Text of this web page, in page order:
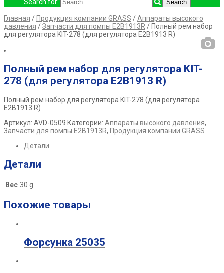
Search for:
Главная / Продукция компании GRASS /Аппараты высокого
давления /Запчасти для помпы E2B1913R / Полный рем набор
для регулятора KIT-278 (для регулятора E2B1913 R)
Полный рем набор для регулятора KIT-
278 (для регулятора E2B1913 R)
Полный рем набор для регулятора KIT-278 (для регулятора
E2B1913 R)
Артикул: AVD-0509 Категории: Аппараты высокого давления,
Запчасти для помпы E2B1913R, Продукция компании GRASS
Детали
Детали
Вес 30 g
Похожие товары
Форсунка 25035